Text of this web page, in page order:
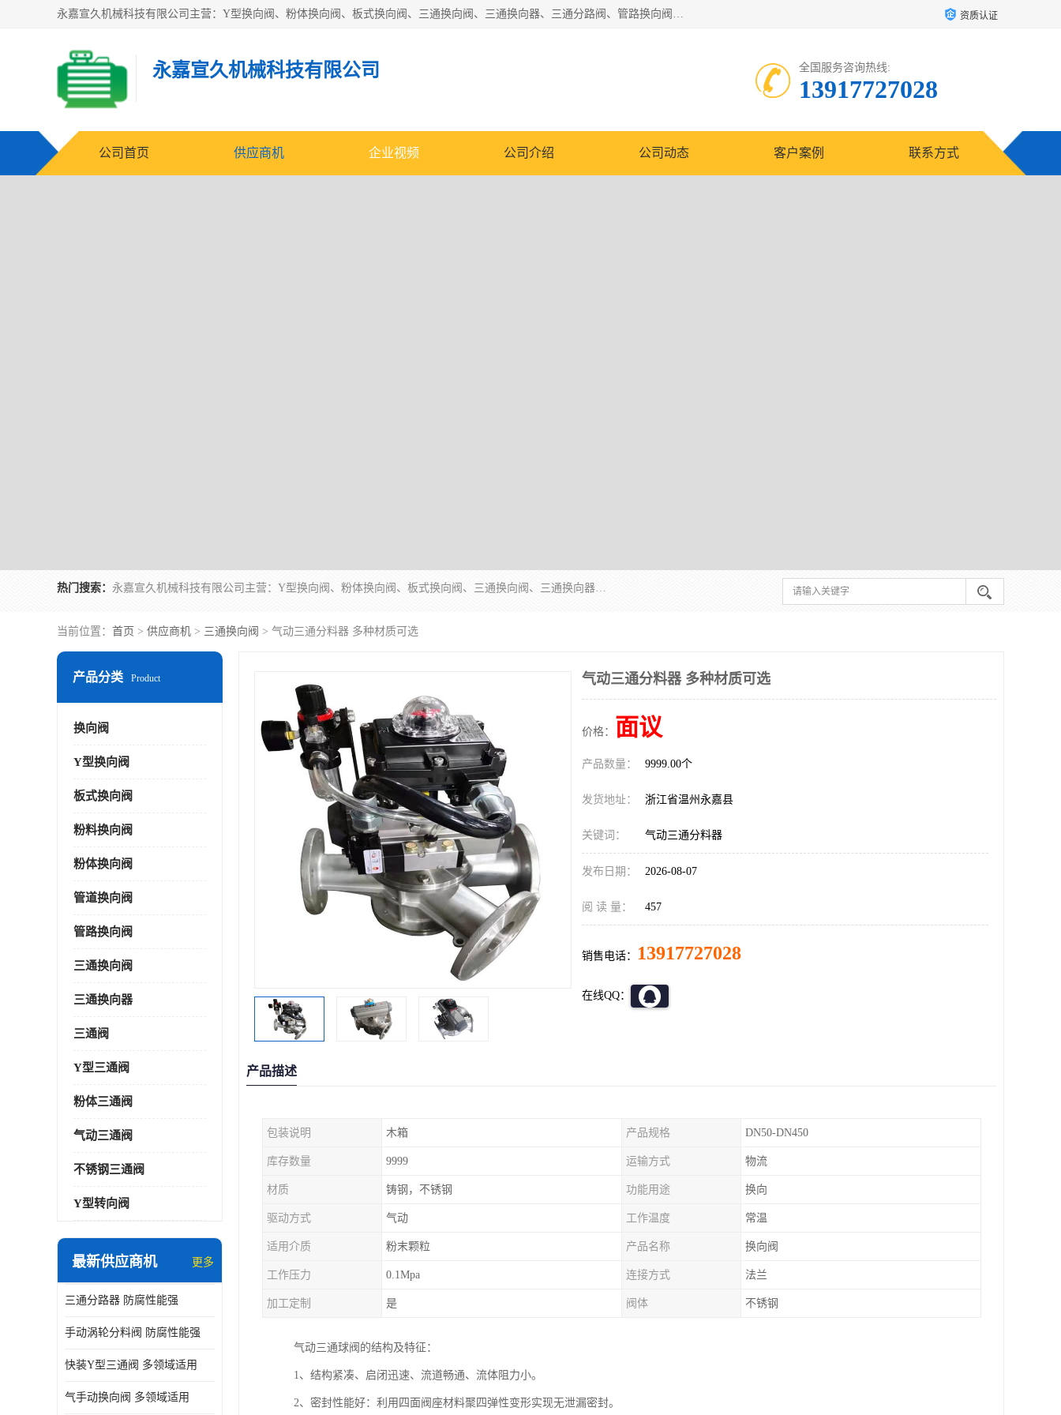
永嘉宣久机械科技有限公司主营：Y型换向阀、粉体换向阀、板式换向阀、三通换向阀、三通换向器、三通分路阀、管路换向阀等产品及服务。 资质认证
永嘉宣久机械科技有限公司 全国服务咨询热线:
13917727028
公司首页 供应商机 企业视频 公司介绍 公司动态 客户案例 联系方式
热门搜索： 永嘉宣久机械科技有限公司主营：Y型换向阀、粉体换向阀、板式换向阀、三通换向阀、三通换向器、三通分路阀、管路换向阀等产品及服务。
当前位置： 首页 > 供应商机 > 三通换向阀 > 气动三通分料器 多种材质可选
产品分类 Product
换向阀
Y型换向阀
板式换向阀
粉料换向阀
粉体换向阀
管道换向阀
管路换向阀
三通换向阀
三通换向器
三通阀
Y型三通阀
粉体三通阀
气动三通阀
不锈钢三通阀
Y型转向阀
最新供应商机 更多
三通分路器 防腐性能强
手动涡轮分料阀 防腐性能强
快装Y型三通阀 多领域适用
气手动换向阀 多领域适用
气动三通分料器 多种材质可选
价格： 面议
产品数量： 9999.00个
发货地址： 浙江省温州永嘉县
关键词： 气动三通分料器
发布日期： 2026-08-07
阅 读 量： 457
销售电话： 13917727028
在线QQ：
产品描述
包装说明 木箱 产品规格 DN50-DN450
库存数量 9999 运输方式 物流
材质 铸钢，不锈钢 功能用途 换向
驱动方式 气动 工作温度 常温
适用介质 粉末颗粒 产品名称 换向阀
工作压力 0.1Mpa 连接方式 法兰
加工定制 是 阀体 不锈钢
气动三通球阀的结构及特征：
1、结构紧凑、启闭迅速、流道畅通、流体阻力小。
2、密封性能好：利用四面阀座材料聚四弹性变形实现无泄漏密封。